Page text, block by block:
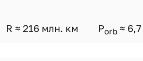
R ≈ 216 млн. км Porb ≈ 6,7